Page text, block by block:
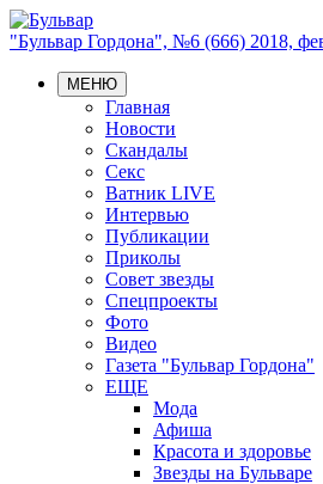
"Бульвар Гордона", №6 (666) 2018,
МЕНЮ
Главная
Новости
Скандалы
Секс
Ватник LIVE
Интервью
Публикации
Приколы
Совет звезды
Спецпроекты
Фото
Видео
Газета "Бульвар Гордона"
ЕЩЕ
Мода
Афиша
Красота и здоровье
Звезды на Бульваре